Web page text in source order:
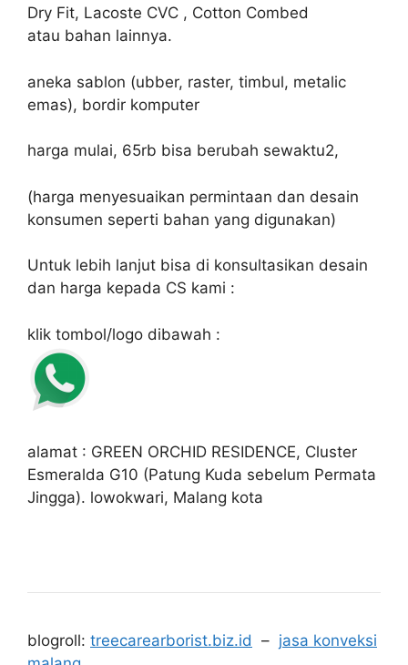
Dry Fit, Lacoste CVC , Cotton Combed
atau bahan lainnya.
aneka sablon (ubber, raster, timbul, metalic
emas), bordir komputer
harga mulai, 65rb bisa berubah sewaktu2,
(harga menyesuaikan permintaan dan desain
konsumen seperti bahan yang digunakan)
Untuk lebih lanjut bisa di konsultasikan desain
dan harga kepada CS kami :
klik tombol/logo dibawah :
alamat : GREEN ORCHID RESIDENCE, Cluster
Esmeralda G10 (Patung Kuda sebelum Permata
Jingga). lowokwari, Malang kota
blogroll: treecarearborist.biz.id – jasa konveksi